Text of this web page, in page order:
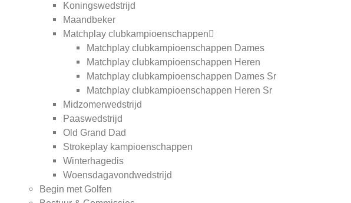
Koningswedstrijd
Maandbeker
Matchplay clubkampioenschappen
Matchplay clubkampioenschappen Dames
Matchplay clubkampioenschappen Heren
Matchplay clubkampioenschappen Dames Sr
Matchplay clubkampioenschappen Heren Sr
Midzomerwedstrijd
Paaswedstrijd
Old Grand Dad
Strokeplay kampioenschappen
Winterhagedis
Woensdagavondwedstrijd
Begin met Golfen